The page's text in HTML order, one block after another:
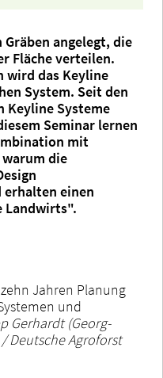
angelegt, die
Fläche verteilen.
wird das Keyline
System. Seit den
Keyline Systeme
Seminar lernen
mit
die
einen
Landwirts".
Jahren Planung
und
Gerhardt (Georg-
Deutsche Agroforst